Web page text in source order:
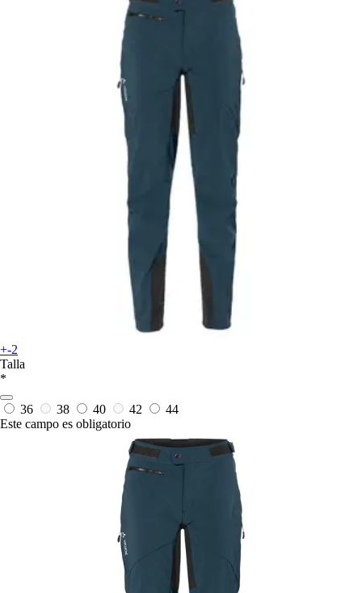
+-2
Talla
*
36 38 40 42
44
Este campo es obligatorio